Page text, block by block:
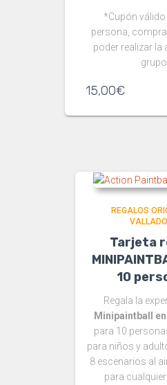
*Cupón
persona,
poder realizar la
grupo.
15,00€
REGALOS
Tarjeta
10
Regala la
Minipaintball
para 10
para niños y
8 escenarios al
para